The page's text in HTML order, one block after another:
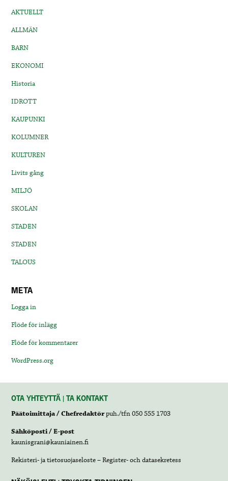
AKTUELLT
ALLMÄN
BARN
EKONOMI
Historia
IDROTT
KAUPUNKI
KOLUMNER
KULTUREN
Livits gång
MILJÖ
SKOLAN
STADEN
STADEN
TALOUS
META
Logga in
Flöde för inlägg
Flöde för kommentarer
WordPress.org
OTA YHTEYTTÄ | TA KONTAKT
Päätoimittaja / Chefredaktörpuh./tfn 050 555 1703
Sähköposti / E-post
kaunisgrani@kauniainen.fi
Rekisteri- ja tietosuojaseloste – Register- och datasekretess